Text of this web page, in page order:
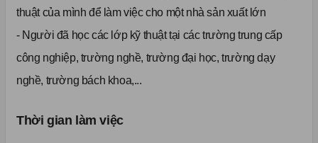
thuật của mình để làm việc cho một nhà sản xuất lớn
- Người đã học các lớp kỹ thuật tại các trường trung cấp
công nghiệp, trường nghề, trường đại học, trường dạy
nghề, trường bách khoa,...
Thời gian làm việc